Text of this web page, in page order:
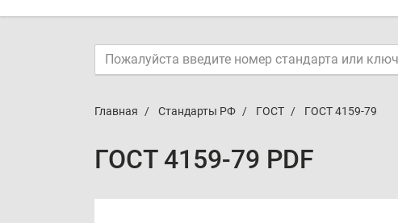
Главная Стандарты РФ ГОСТ ГОСТ 4159-79
ГОСТ 4159-79 PDF